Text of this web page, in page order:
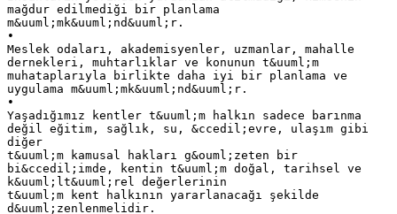
mağdur edilmediği bir planlama
m&uuml;mk&uuml;nd&uuml;r.
•
Meslek odaları, akademisyenler, uzmanlar, mahalle
dernekleri, muhtarlıklar ve konunun t&uuml;m
muhataplarıyla birlikte daha iyi bir planlama ve
uygulama m&uuml;mk&uuml;nd&uuml;r.
•
Yaşadığımız kentler t&uuml;m halkın sadece barınma
değil eğitim, sağlık, su, &ccedil;evre, ulaşım gibi
diğer
t&uuml;m kamusal hakları g&ouml;zeten bir
bi&ccedil;imde, kentin t&uuml;m doğal, tarihsel ve
k&uuml;lt&uuml;rel değerlerinin
t&uuml;m kent halkının yararlanacağı şekilde
d&uuml;zenlenmelidir.